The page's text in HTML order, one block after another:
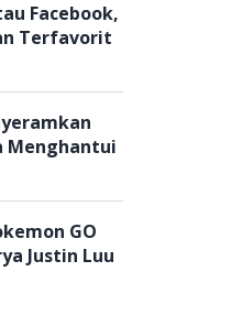
Facebook,
Terfavorit
Menghantui
GO
Justin Luu